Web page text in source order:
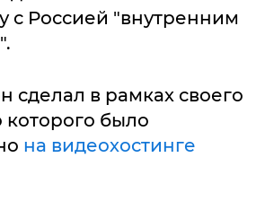
с Россией "внутренним
сделал в рамках своего
которого было
на видеохостинге